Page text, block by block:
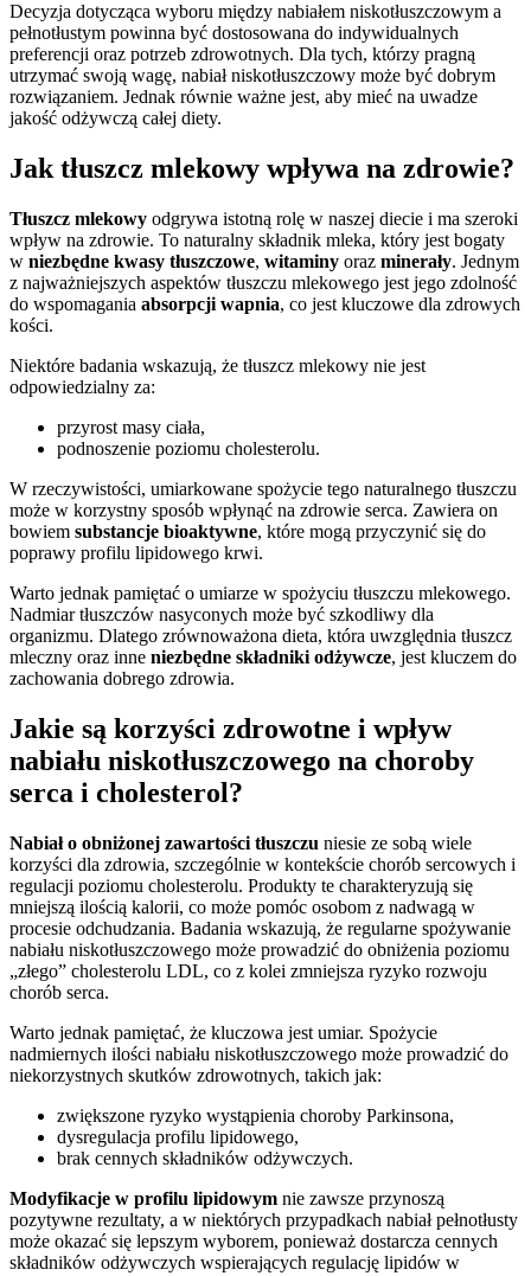
Decyzja dotycząca wyboru między nabiałem niskotłuszczowym a
pełnotłustym powinna być dostosowana do indywidualnych
preferencji oraz potrzeb zdrowotnych. Dla tych, którzy pragną
utrzymać swoją wagę, nabiał niskotłuszczowy może być dobrym
rozwiązaniem. Jednak równie ważne jest, aby mieć na uwadze
jakość odżywczą całej diety.
Jak tłuszcz mlekowy wpływa na zdrowie?
Tłuszcz mlekowy odgrywa istotną rolę w naszej diecie i ma szeroki
wpływ na zdrowie. To naturalny składnik mleka, który jest bogaty
w niezbędne kwasy tłuszczowe, witaminy oraz minerały. Jednym
z najważniejszych aspektów tłuszczu mlekowego jest jego zdolność
do wspomagania absorpcji wapnia, co jest kluczowe dla zdrowych
kości.
Niektóre badania wskazują, że tłuszcz mlekowy nie jest
odpowiedzialny za:
przyrost masy ciała,
podnoszenie poziomu cholesterolu.
W rzeczywistości, umiarkowane spożycie tego naturalnego tłuszczu
może w korzystny sposób wpłynąć na zdrowie serca. Zawiera on
bowiem substancje bioaktywne, które mogą przyczynić się do
poprawy profilu lipidowego krwi.
Warto jednak pamiętać o umiarze w spożyciu tłuszczu mlekowego.
Nadmiar tłuszczów nasyconych może być szkodliwy dla
organizmu. Dlatego zrównoważona dieta, która uwzględnia tłuszcz
mleczny oraz inne niezbędne składniki odżywcze, jest kluczem do
zachowania dobrego zdrowia.
Jakie są korzyści zdrowotne i wpływ
nabiału niskotłuszczowego na choroby
serca i cholesterol?
Nabiał o obniżonej zawartości tłuszczu niesie ze sobą wiele
korzyści dla zdrowia, szczególnie w kontekście chorób sercowych i
regulacji poziomu cholesterolu. Produkty te charakteryzują się
mniejszą ilością kalorii, co może pomóc osobom z nadwagą w
procesie odchudzania. Badania wskazują, że regularne spożywanie
nabiału niskotłuszczowego może prowadzić do obniżenia poziomu
„złego” cholesterolu LDL, co z kolei zmniejsza ryzyko rozwoju
chorób serca.
Warto jednak pamiętać, że kluczowa jest umiar. Spożycie
nadmiernych ilości nabiału niskotłuszczowego może prowadzić do
niekorzystnych skutków zdrowotnych, takich jak:
zwiększone ryzyko wystąpienia choroby Parkinsona,
dysregulacja profilu lipidowego,
brak cennych składników odżywczych.
Modyfikacje w profilu lipidowym nie zawsze przynoszą
pozytywne rezultaty, a w niektórych przypadkach nabiał pełnotłusty
może okazać się lepszym wyborem, ponieważ dostarcza cennych
składników odżywczych wspierających regulację lipidów w